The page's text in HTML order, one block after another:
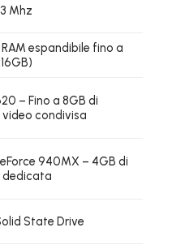
Mhz
espandibile fino a
– Fino a 8GB di
condivisa
940MX – 4GB di
dedicata
State Drive